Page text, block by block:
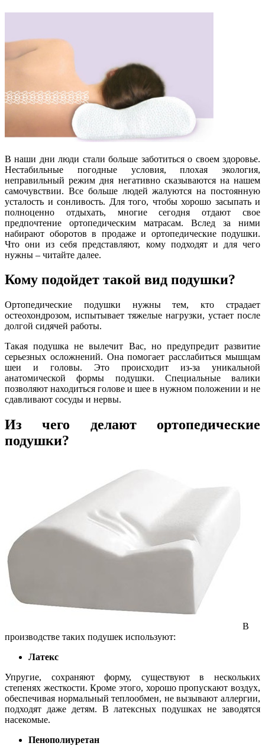
В наши дни люди стали больше заботиться о своем здоровье.
Нестабильные погодные условия, плохая экология,
неправильный режим дня негативно сказываются на нашем
самочувствии. Все больше людей жалуются на постоянную
усталость и сонливость. Для того, чтобы хорошо засыпать и
полноценно отдыхать, многие сегодня отдают свое
предпочтение ортопедическим матрасам. Вслед за ними
набирают оборотов в продаже и ортопедические подушки.
Что они из себя представляют, кому подходят и для чего
нужны – читайте далее.
Кому подойдет такой вид подушки?
Ортопедические подушки нужны тем, кто страдает
остеохондрозом, испытывает тяжелые нагрузки, устает после
долгой сидячей работы.
Такая подушка не вылечит Вас, но предупредит развитие
серьезных осложнений. Она помогает расслабиться мышцам
шеи и головы. Это происходит из-за уникальной
анатомической формы подушки. Специальные валики
позволяют находиться голове и шее в нужном положении и не
сдавливают сосуды и нервы.
Из чего делают ортопедические
подушки?
В
производстве таких подушек используют:
Латекс
Упругие, сохраняют форму, существуют в нескольких
степенях жесткости. Кроме этого, хорошо пропускают воздух,
обеспечивая нормальный теплообмен, не вызывают аллергии,
подходят даже детям. В латексных подушках не заводятся
насекомые.
Пенополиуретан